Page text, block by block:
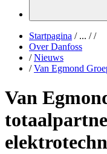
Startpagina /... / /
Over Danfoss
/ Nieuws
/ Van Egmond
Van